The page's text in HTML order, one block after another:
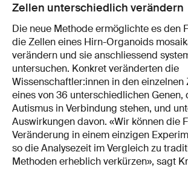
Zellen unterschiedlich verändern
Die neue Methode ermöglichte es den
die Zellen eines Hirn-Organoids
verändern und sie anschliessend
untersuchen. Konkret veränderten die
Wissenschaftler:innen in den einzelnen
eines von 36 unterschiedlichen Genen,
Autismus in Verbindung stehen, und
Auswirkungen davon. «Wir können die
Veränderung in einem einzigen
so die Analysezeit im Vergleich zu
Methoden erheblich verkürzen», sagt